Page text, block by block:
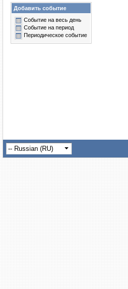
Добавить событие
Событие на весь день
Событие на период
Периодическое событие